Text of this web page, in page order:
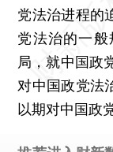
党法治进程的
党法治的一
局，就中国政
对中国政党法
以期对中国政